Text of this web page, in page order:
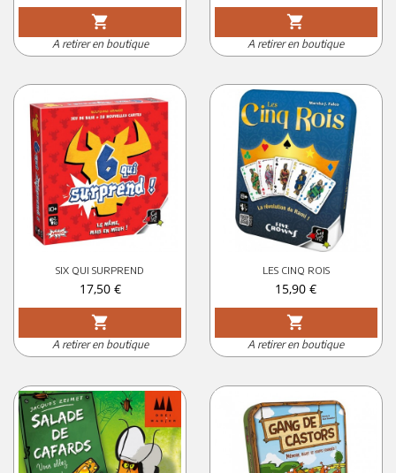
shopping_cart
A retirer en boutique
shopping_cart
A retirer en boutique
SIX QUI SURPREND
Prix
17,50 €
shopping_cart
A retirer en boutique
LES CINQ ROIS
Prix
15,90 €
shopping_cart
A retirer en boutique